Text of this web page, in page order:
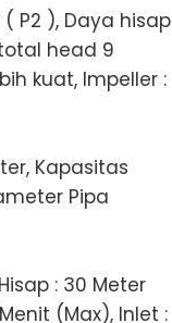
P2 ), Daya hisap
head 9
kuat, Impeller :
Kapasitas
Pipa
: 30 Meter
(Max), Inlet :